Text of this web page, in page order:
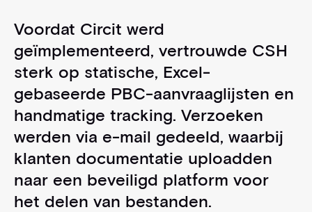
Voordat Circit werd
geïmplementeerd, vertrouwde CSH
sterk op statische, Excel-
gebaseerde PBC-aanvraaglijsten en
handmatige tracking. Verzoeken
werden via e-mail gedeeld, waarbij
klanten documentatie uploadden
naar een beveiligd platform voor
het delen van bestanden.